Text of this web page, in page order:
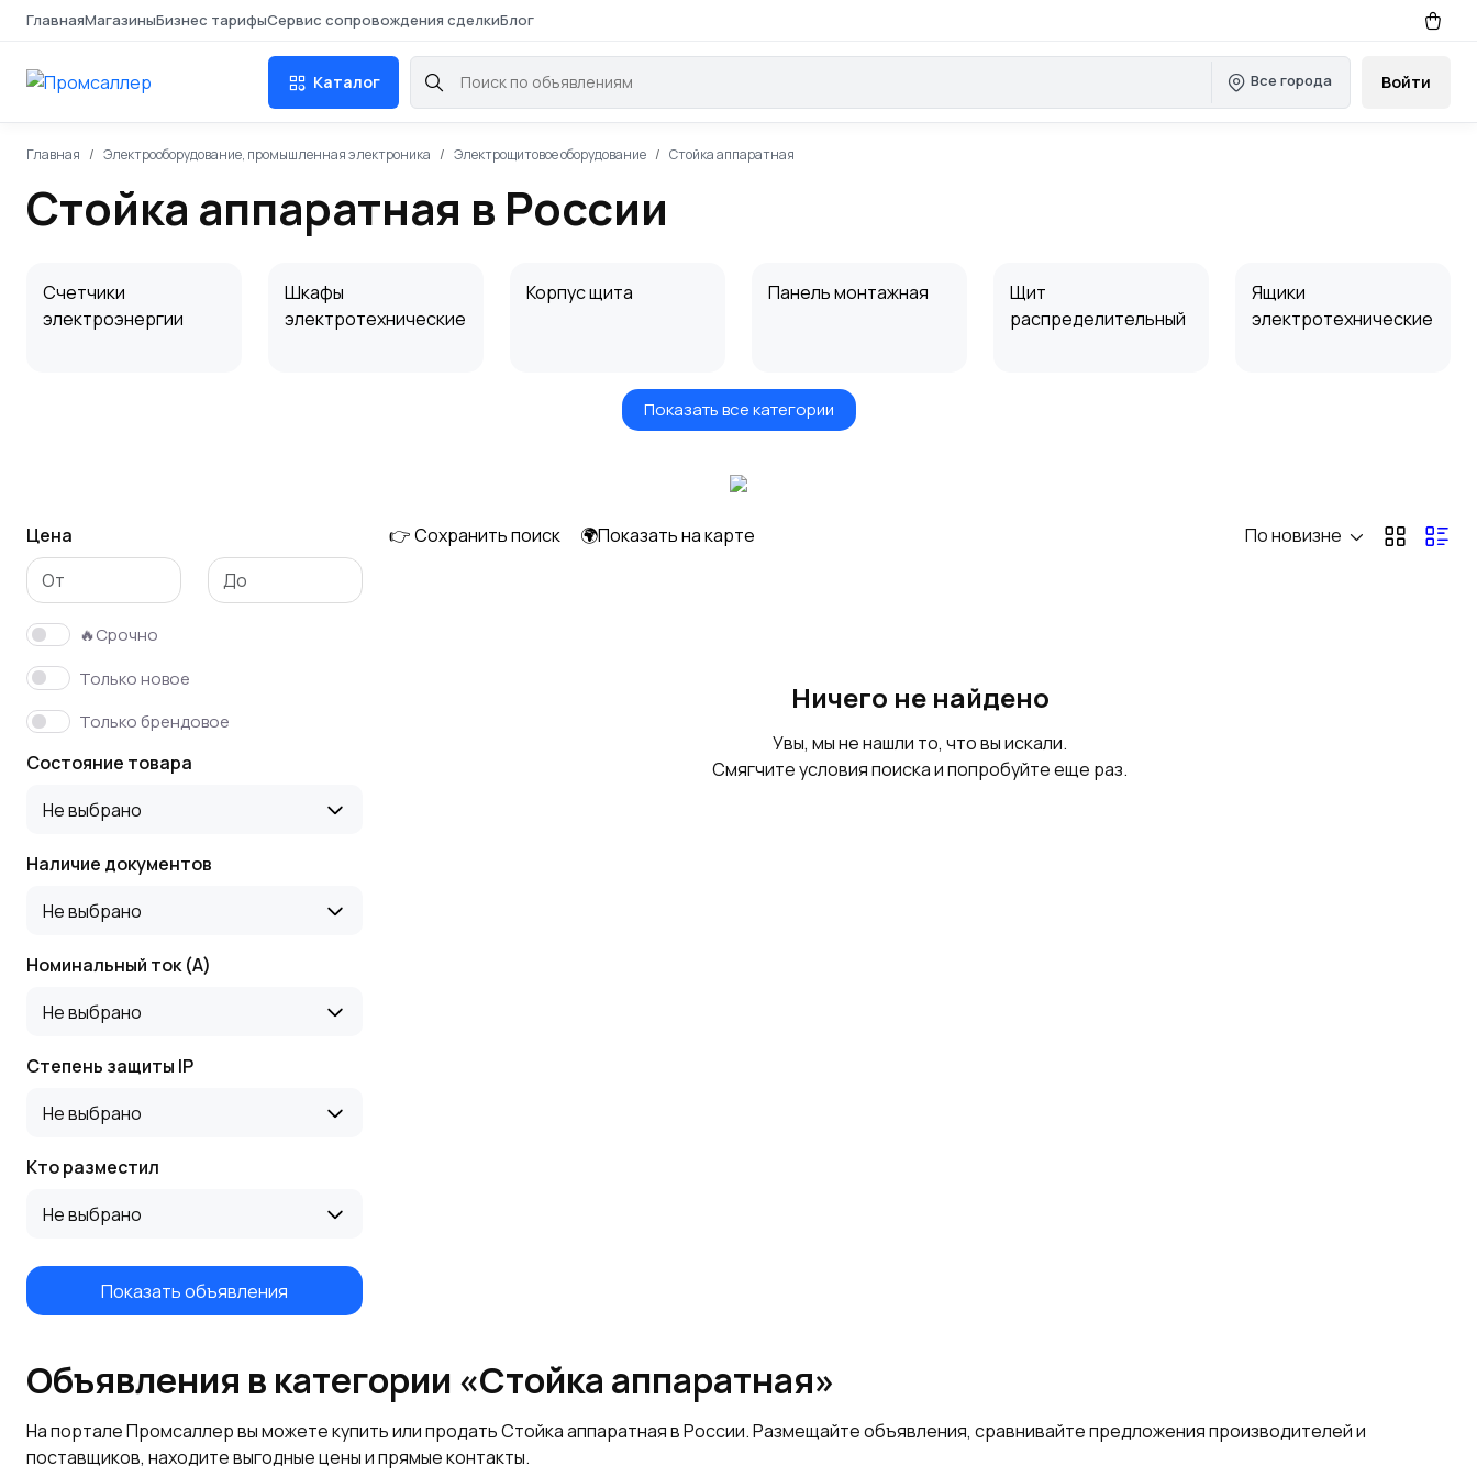
ГлавнаяМагазиныБизнес тарифыСервис сопровождения сделкиБлог
Каталог Все города Войти
Главная Электрооборудование, промышленная электроника Электрощитовое оборудование Стойка аппаратная
Стойка аппаратная в России
Счетчики
электроэнергии
Шкафы
электротехнические
Корпус щита Панель монтажная
Щит
распределительный
Ящики
электротехнические
Бокс монтажный
Энергосберегающе
е устройство
распределительные
Стойка аппаратная
Пункты
Камеры КСО
Показать все категории
Цена
🔥Срочно
Только новое
Только брендовое
Состояние товара
Не выбрано
Наличие документов
Не выбрано
Номинальный ток (А)
Не выбрано
Степень защиты IP
Не выбрано
Кто разместил
Не выбрано
Показать объявления
👉 Сохранить поиск 🌍Показать на карте По новизне
Ничего не найдено
Увы, мы не нашли то, что вы искали.
Смягчите условия поиска и попробуйте еще раз.
Объявления в категории «Стойка аппаратная»
На портале Промсаллер вы можете купить или продать Стойка аппаратная в России. Размещайте объявления, сравнивайте предложения производителей и
поставщиков, находите выгодные цены и прямые контакты.